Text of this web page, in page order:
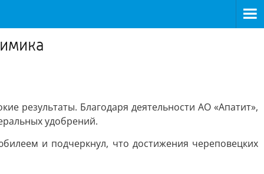
результаты. Благодаря деятельности АО «Апатит»,
удобрений.
и подчеркнул, что достижения череповецких